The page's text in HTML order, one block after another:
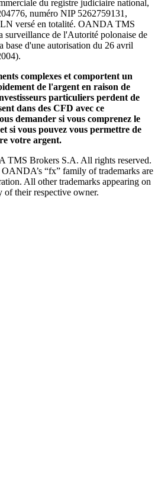
du registre judiciaire national,
numéro NIP 5262759131,
versé en totalité. OANDA TMS
surveillance de l'Autorité polonaise de
base d'une autorisation du 26 avril
complexes et comportent un
de l'argent en raison de
particuliers perdent de
dans des CFD avec ce
demander si vous comprenez le
si vous pouvez vous permettre de
votre argent.
TMS Brokers S.A. All rights reserved.
“fx” family of trademarks are
All other trademarks appearing on
of their respective owner.